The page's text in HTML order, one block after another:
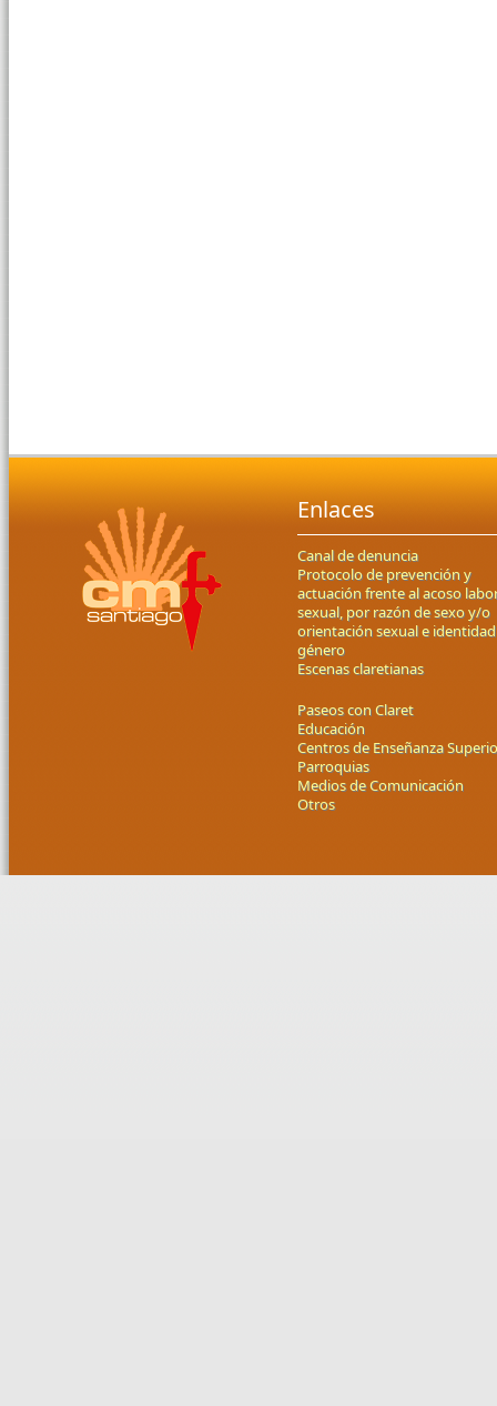
Enlaces
Canal de denuncia
Protocolo de prevención y
actuación frente al acoso
sexual, por razón de sexo y/o
orientación sexual e
género
Escenas claretianas
Paseos con Claret
Educación
Centros de Enseñanza
Parroquias
Medios de Comunicación
Otros